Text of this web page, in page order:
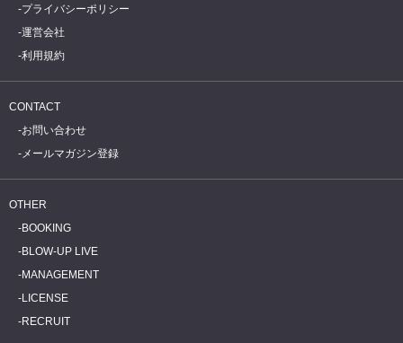
プライバシーポリシー
運営会社
利用規約
CONTACT
お問い合わせ
メールマガジン登録
OTHER
BOOKING
BLOW-UP LIVE
MANAGEMENT
LICENSE
RECRUIT